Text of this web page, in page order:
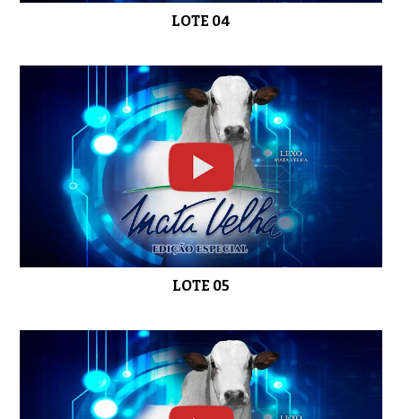
LOTE 17
0:36 LOTE 18
0:37 LOTE 19
0:49 LOTE 20
LOTE 04
LOTE 05